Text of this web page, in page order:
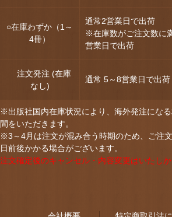
○在庫わずか（1～
4冊）
通常2営業日で出荷
※在庫数がご注文数に
営業日で出荷
注文発注 (在庫
なし)
通常 5～8営業日で出荷
※出版社国内在庫状況により、海外発注にな
間をいただきます。
※3～4月は注文が混み合う時期のため、ご注
日前後かかる場合がございます。
注文確定後のキャンセル・内容変更はいたしか